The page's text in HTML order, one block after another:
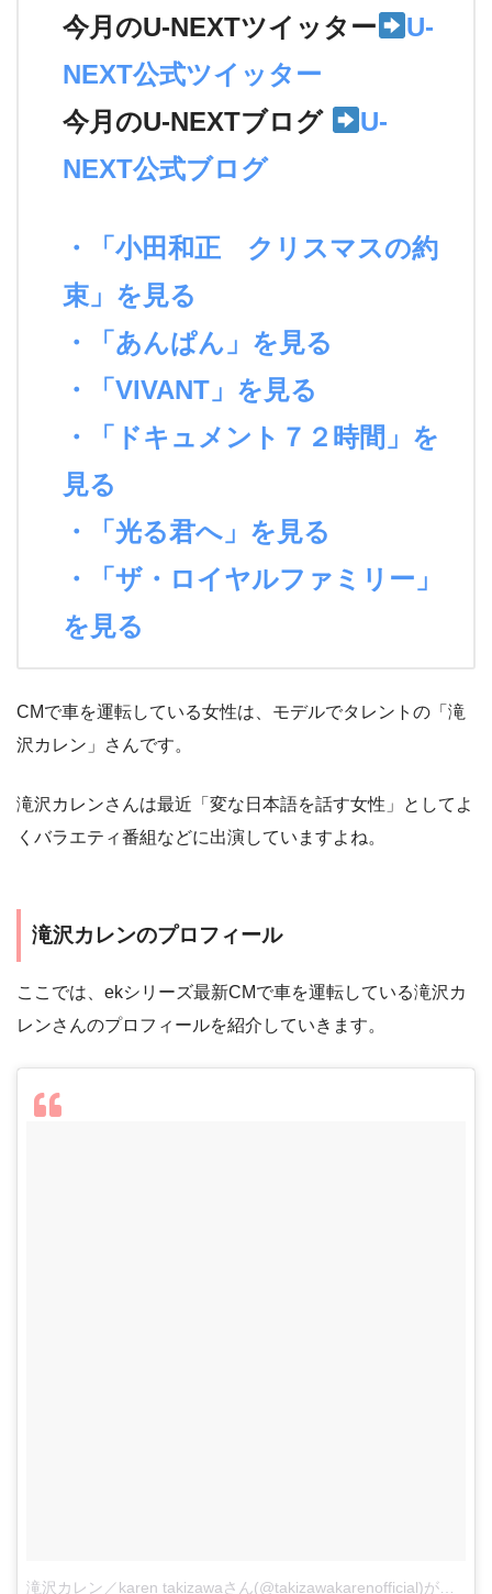
今月のU-NEXTツイッター
U-
NEXT公式ツイッター
今月のU-NEXTブログ
U-
NEXT公式ブログ
・「小田和正 クリスマスの約
束」を見る
・「あんぱん」を見る
・「VIVANT」を見る
・「ドキュメント７２時間」を
見る
・「光る君へ」を見る
・「ザ・ロイヤルファミリー」
を見る
CMで車を運転している女性は、モデルでタレントの「滝
沢カレン」さんです。
滝沢カレンさんは最近「変な日本語を話す女性」としてよ
くバラエティ番組などに出演していますよね。
滝沢カレンのプロフィール
ここでは、ekシリーズ最新CMで車を運転している滝沢カ
レンさんのプロフィールを紹介していきます。